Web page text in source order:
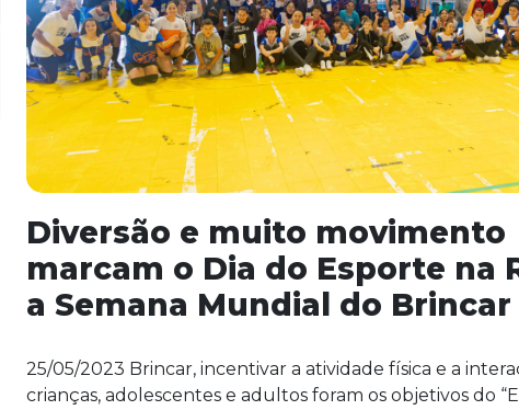
Diversão e muito movimento
marcam o Dia do Esporte na
a Semana Mundial do Brincar
25/05/2023 Brincar, incentivar a atividade física e a
crianças, adolescentes e adultos foram os objetivos do